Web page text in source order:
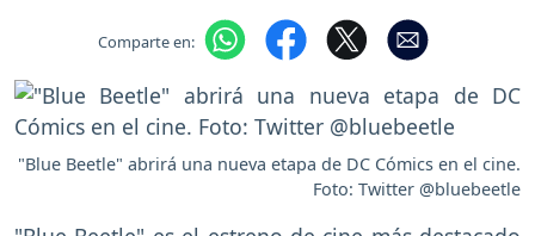
Comparte en:
"Blue Beetle" abrirá una nueva etapa de DC Cómics en el cine.
Foto: Twitter @bluebeetle